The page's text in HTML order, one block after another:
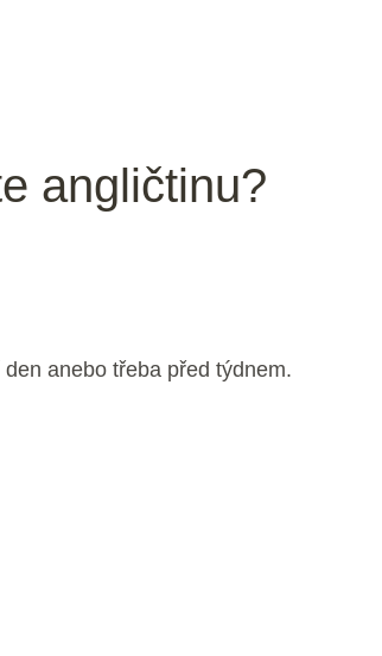
angličtinu?
anebo třeba před týdnem.